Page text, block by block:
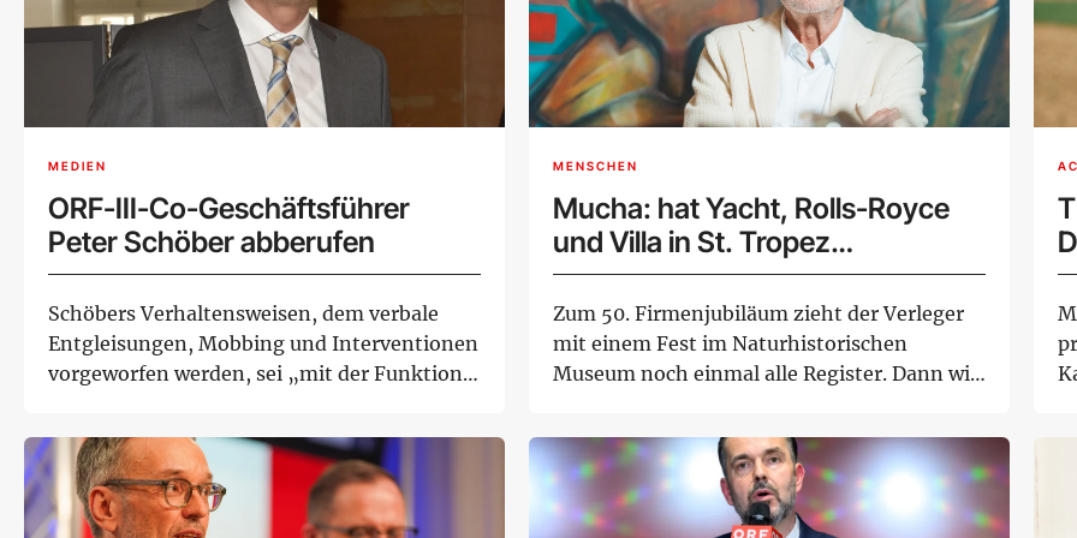
MEDIEN
ORF-III-Co-Geschäftsführer
Peter Schöber abberufen
Schöbers Verhaltensweisen, dem verbale
Entgleisungen, Mobbing und Interventionen
vorgeworfen werden, sei „mit der Funktion
MENSCHEN
Mucha: hat Yacht, Rolls-Royce
und Villa in St. Tropez
weggegeben und ist erleichtert
Zum 50. Firmenjubiläum zieht der Verleger
mit einem Fest im Naturhistorischen
Museum noch einmal alle Register. Dann will